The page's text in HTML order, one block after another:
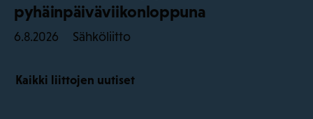
pyhäinpäiväviikonloppuna
6.8.2026 Sähköliitto
Kaikki liittojen uutiset